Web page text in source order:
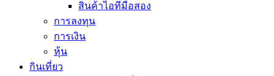
สินค้าไอทีมือสอง
การลงทุน
การเงิน
หุ้น
กินเที่ยว